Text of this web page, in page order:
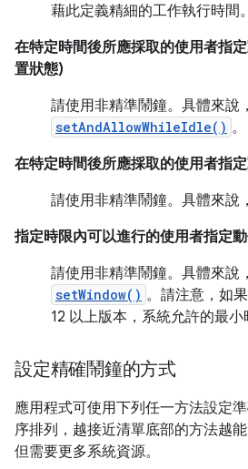
藉此定義精細的工作執行時間。
在特定時間後所應採取的使用者指
置狀態)
請使用非精準鬧鐘。具體來說
setAndAllowWhileIdle() 。
在特定時間後所應採取的使用者指
請使用非精準鬧鐘。具體來說
指定時限內可以進行的使用者指定
請使用非精準鬧鐘。具體來說
setWindow() 。請注意，如
12 以上版本，系統允許的最小
設定精確鬧鐘的方式
應用程式可使用下列任一方法設定
序排列，越接近清單底部的方法越
但需要更多系統資源。